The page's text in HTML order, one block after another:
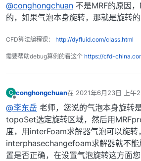
@conghongchuan 不是MRF的原因
的，如果气泡本身旋转，那就是旋转的
CFD算法编程课： http://dyfluid.com/class.html
需要帮助debug算例的看这个 https://cfd-
C conghongchuan在 2021年6月23日 上午
最后由 编辑
@李东岳 老师，您说的气泡本身旋转
topoSet选定旋转区域，然后用
度，用interFoam求解器气泡可以旋转
interphasechangefoam求解器就不能
置是否正确，在设置气泡旋转这方面